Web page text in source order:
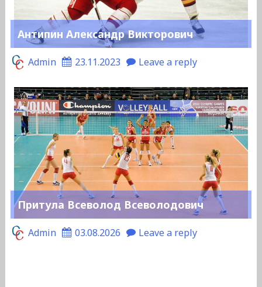
Антипин Александр Викторович
Admin 23.11.2023 Leave a reply
Притула Всеволод Всеволодович
Admin 03.08.2026 Leave a reply